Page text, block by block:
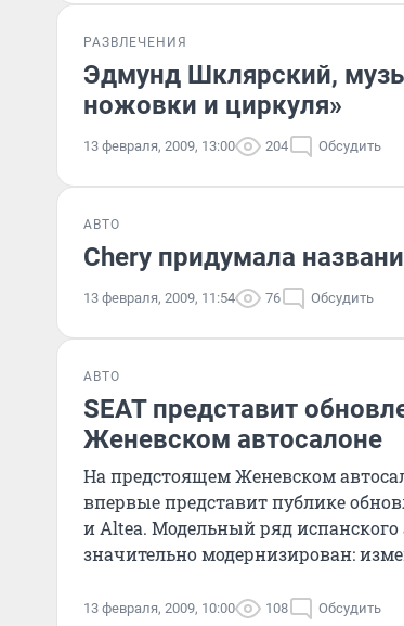
РАЗВЛЕЧЕНИЯ
Эдмунд Шклярский,
ножовки и циркуля»
13 февраля, 2009, 13:00 204 Обсудить
АВТО
Chery придумала
13 февраля, 2009, 11:54 76 Обсудить
АВТО
SEAT представит
Женевском автосалоне
На предстоящем Женевском
впервые представит публике
и Altea. Модельный ряд
значительно модернизирован:
13 февраля, 2009, 10:00 108 Обсудить